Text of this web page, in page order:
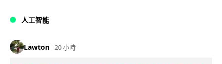
人工智能
Lawton 20 小時